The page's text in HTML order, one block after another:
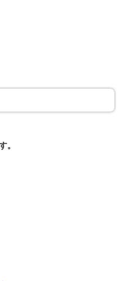
。